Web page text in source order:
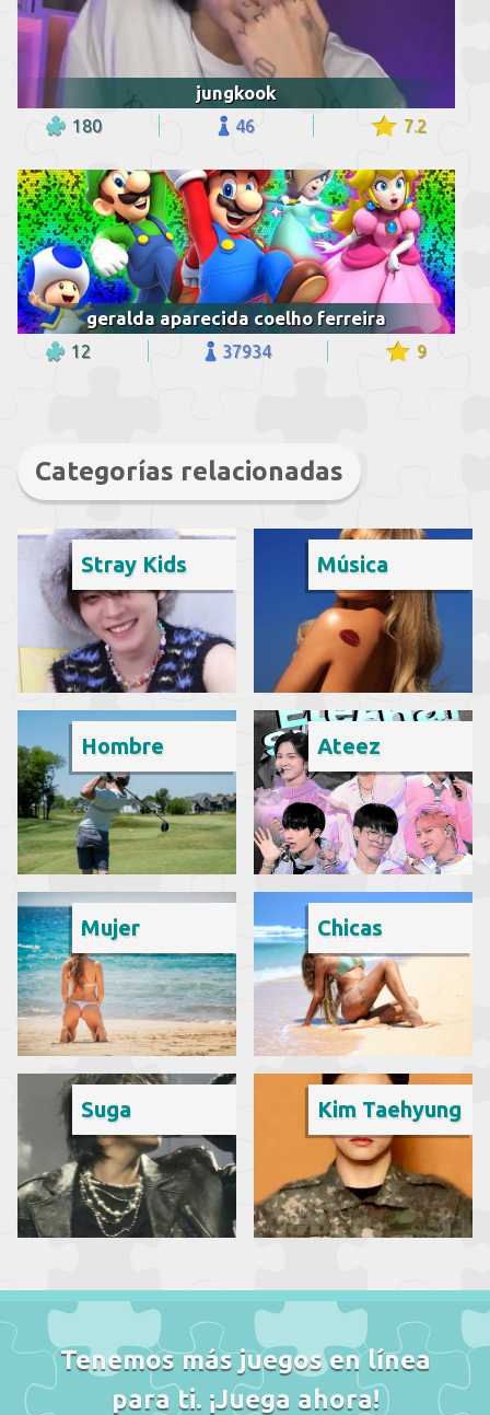
jungkook
180 46 7.2
geralda aparecida coelho ferreira
12 37934 9
Categorías relacionadas
Stray Kids Música
Hombre Ateez
Mujer Chicas
Suga Kim Taehyung
Tenemos más juegos en línea
para ti. ¡Juega ahora!